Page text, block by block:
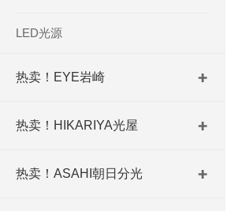
LED光源
热卖！EYE岩崎
热卖！HIKARIYA光屋
热卖！ASAHI朝日分光